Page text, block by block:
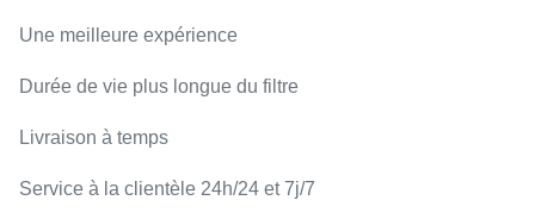
Une meilleure expérience
Durée de vie plus longue du filtre
Livraison à temps
Service à la clientèle 24h/24 et 7j/7